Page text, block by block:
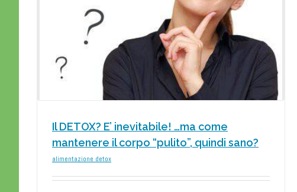
Il DETOX? E’ inevitabile! …ma come
mantenere il corpo “pulito”, quindi sano?
alimentazione detox